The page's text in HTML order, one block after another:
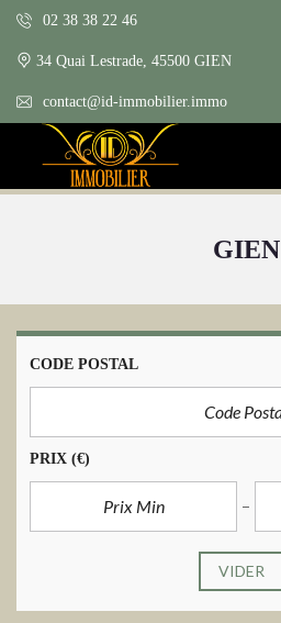
02 38 38 22 46
34 Quai Lestrade, 45500 GIEN
contact@id-immobilier.immo
GIEN
CODE POSTAL
PRIX (€)
VIDER